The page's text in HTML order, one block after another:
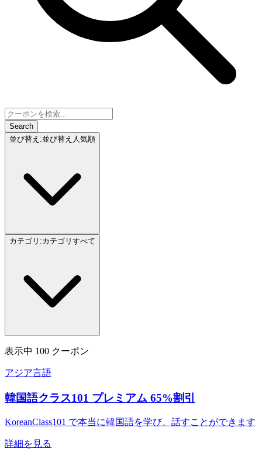
Search
並び替え :並び替え 人気順
カテゴリ :カテゴリ すべて
表示中 100 クーポン
アジア言語
韓国語クラス101 プレミアム 65%割引
KoreanClass101 で本当に韓国語を学び、話すことができます
詳細を見る